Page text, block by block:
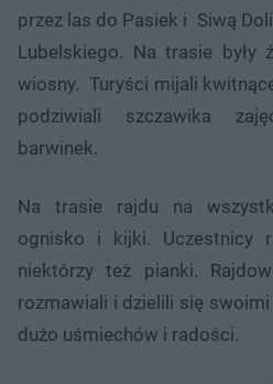
przez las do Pasiek i Siwą
Lubelskiego. Na trasie były
wiosny. Turyści mijali
podziwiali szczawika
barwinek.
Na trasie rajdu na
ognisko i kijki. Uczestnicy
niektórzy też pianki.
rozmawiali i dzielili się swoimi
dużo uśmiechów i radości.